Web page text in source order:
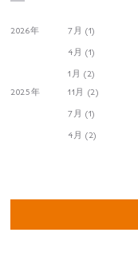
2026年 7月 (1)
4月 (1)
1月 (2)
2025年
11月 (2)
7月 (1)
4月 (2)